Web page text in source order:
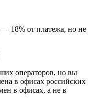
18% от платежа, но не
операторов, но вы
в офисах российских
в офисах, а не в